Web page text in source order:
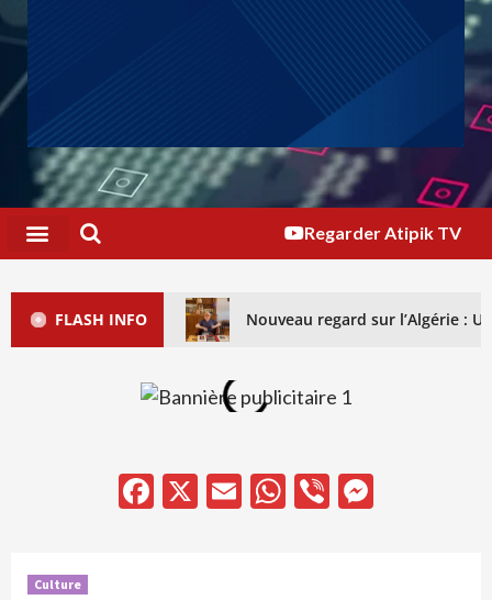
Regarder Atipik TV
FLASH INFO Nouveau regard sur l’Algérie :
Facebook
X EmailWhatsApp
Viber
Culture